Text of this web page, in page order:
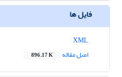
فایل ها
اصل مقاله
896.17 K